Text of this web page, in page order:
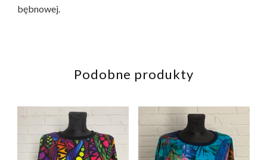
bębnowej.
Podobne produkty